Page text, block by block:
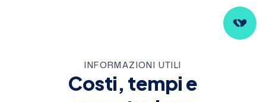
INFORMAZIONI UTILI
Costi, tempi e